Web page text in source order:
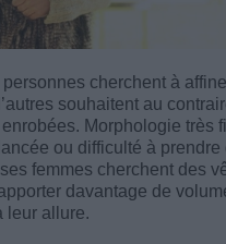
cherchent à
souhaitent au
Morphologie très
ou difficulté à prendre
femmes cherchent des
davantage de
leur allure.